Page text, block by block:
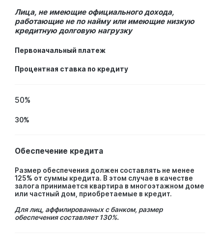
Лица, не имеющие официального дохода,
работающие не по найму или имеющие низкую
кредитную долговую нагрузку
Первоначальный платеж
Процентная ставка по кредиту
50%
30%
Обеспечение кредита
Размер обеспечения должен составлять не менее
125% от суммы кредита. В этом случае в качестве
залога принимается квартира в многоэтажном доме
или частный дом, приобретаемые в кредит.
Для лиц, аффилированных с банком, размер
обеспечения составляет 130%.